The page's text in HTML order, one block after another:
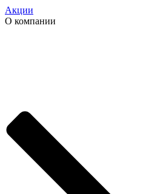
Акции
О компании